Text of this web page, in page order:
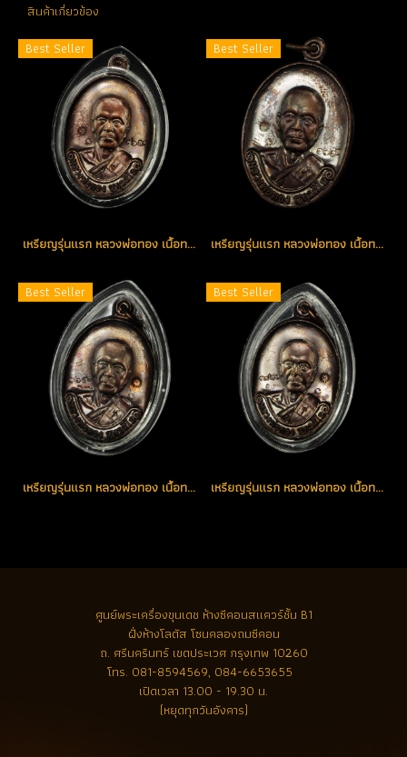
สินค้าเกี่ยวข้อง
Best Seller
เหรียญรุ่นแรก หลวงพ่อทอง เนื้อทองแดงรมดำ เหรียญแจกโค้ด K หมายเลข 3618 (ขายแล้ว)
Best Seller
เหรียญรุ่นแรก หลวงพ่อทอง เนื้อทองแดงรมดำ เหรียญแจกโค้ด K หมายเลข 1712 (ขายแล้ว)
Best Seller
เหรียญรุ่นแรก หลวงพ่อทอง เนื้อทองแดงรมดำ โค้ด K หมายเลข 3651 ตอกพิเศษอีก 5 โค้ด (ขายแล้ว)
Best Seller
เหรียญรุ่นแรก หลวงพ่อทอง เนื้อทองแดงรมดำ โค้ด K หมายเลข 3726 ตอกพิเศษอีก 5 โค้ด (ขายแล้ว)
ศูนย์พระเครื่องขุนเดช ห้างซีคอนสแควร์ชั้น B1
ฝั่งห้างโลตัส โซนคลองถมซีคอน
ถ. ศรีนครินทร์ เขตประเวศ กรุงเทพ 10260
โทร. 081-8594569, 084-6653655
เปิดเวลา 13.00 - 19.30 น.
(หยุดทุกวันอังคาร)